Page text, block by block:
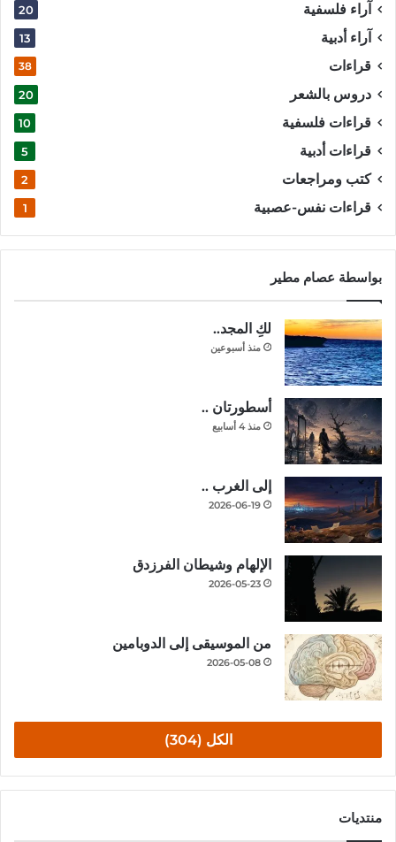
آراء فلسفية 20
آراء أدبية 13
قراءات 38
دروس بالشعر 20
قراءات فلسفية 10
قراءات أدبية 5
كتب ومراجعات 2
قراءات نفس-عصبية 1
بواسطة عصام مطير
لكِ المجد..
منذ أسبوعين
أسطورتان ..
منذ 4 أسابيع
إلى الغرب ..
2026-06-19
الإلهام وشيطان الفرزدق
2026-05-23
من الموسيقى إلى الدوبامين
2026-05-08
الكل (304)
منتديات